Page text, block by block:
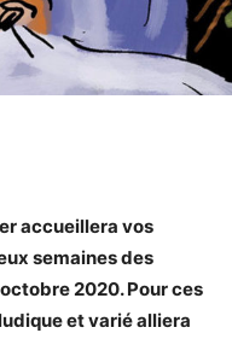
accueillera vos
semaines des
2020. Pour ces
et varié alliera